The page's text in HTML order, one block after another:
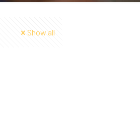
Show all